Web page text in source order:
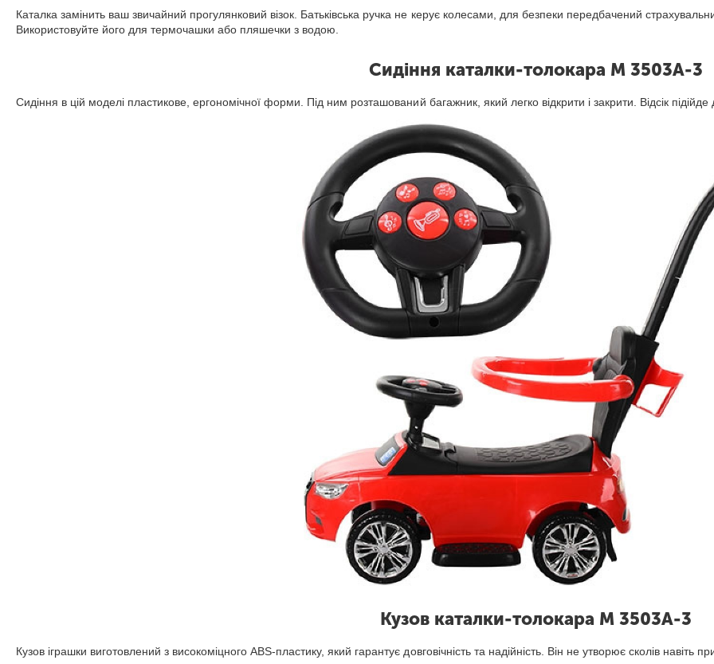
Каталка замінить ваш звичайний прогулянковий візок. Батьківська ручка не керує колесами, для безпеки передбачений
Використовуйте його для термочашки або пляшечки з водою.
Сидіння каталки-толокара M 3503A-3
Сидіння в цій моделі пластикове, ергономічної форми. Під ним розташований багажник, який легко відкрити і закрити. Відсік
Кузов каталки-толокара M 3503A-3
Кузов іграшки виготовлений з високоміцного ABS-пластику, який гарантує довговічність та надійність. Він не утворює сколів навіть